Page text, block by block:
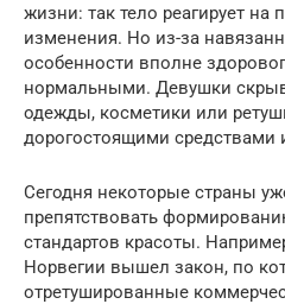
жизни: так тело реагирует на
изменения. Но из-за
особенности вполне
нормальными. Девушки
одежды, косметики или
дорогостоящими средствами
Сегодня некоторые страны
препятствовать
стандартов красоты.
Норвегии вышел закон, по
отретушированные